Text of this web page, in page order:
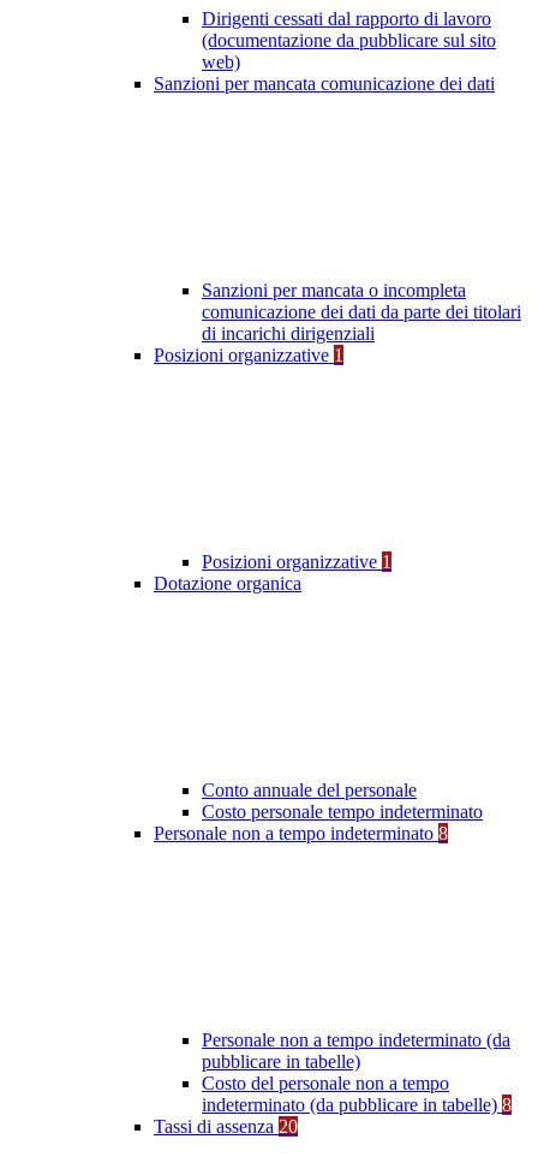
Dirigenti cessati dal rapporto di lavoro
(documentazione da pubblicare sul sito
web)
Sanzioni per mancata comunicazione dei dati
Sanzioni per mancata o incompleta
comunicazione dei dati da parte dei titolari
di incarichi dirigenziali
Posizioni organizzative 1
Posizioni organizzative 1
Dotazione organica
Conto annuale del personale
Costo personale tempo indeterminato
Personale non a tempo indeterminato 8
Personale non a tempo indeterminato (da
pubblicare in tabelle)
Costo del personale non a tempo
indeterminato (da pubblicare in tabelle) 8
Tassi di assenza 20